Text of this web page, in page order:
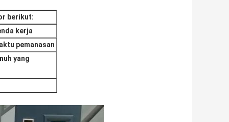
berikut:
kerja
pemanasan
yang